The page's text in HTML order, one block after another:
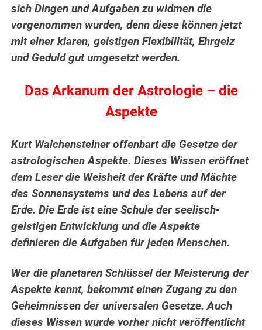
sich Dingen und Aufgaben zu widmen die
vorgenommen wurden, denn diese können jetzt
mit einer klaren, geistigen Flexibilität, Ehrgeiz
und Geduld gut umgesetzt werden.
Das Arkanum der Astrologie – die
Aspekte
Kurt Walchensteiner offenbart die Gesetze der
astrologischen Aspekte. Dieses Wissen eröffnet
dem Leser die Weisheit der Kräfte und Mächte
des Sonnensystems und des Lebens auf der
Erde.Die Erde ist eine Schule der seelisch-
geistigen Entwicklung und die Aspekte
definieren die Aufgaben für jeden Menschen.
Wer die planetaren Schlüssel der Meisterung der
Aspekte kennt, bekommt einen Zugang zu den
Geheimnissen der universalen Gesetze. Auch
dieses Wissen wurde vorher nicht veröffentlicht